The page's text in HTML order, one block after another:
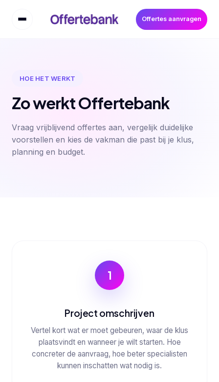
Offertes aanvragen
HOE HET WERKT
Zo werkt Offertebank
Vraag vrijblijvend offertes aan, vergelijk duidelijke
voorstellen en kies de vakman die past bij je klus,
planning en budget.
1
Project omschrijven
Vertel kort wat er moet gebeuren, waar de klus
plaatsvindt en wanneer je wilt starten. Hoe
concreter de aanvraag, hoe beter specialisten
kunnen inschatten wat nodig is.